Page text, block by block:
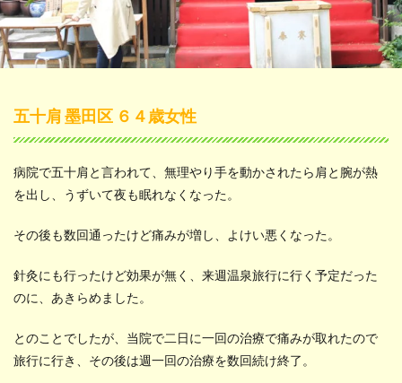
五十肩 墨田区 ６４歳女性
病院で五十肩と言われて、無理やり手を動かされたら肩と腕が熱
を出し、うずいて夜も眠れなくなった。
その後も数回通ったけど痛みが増し、よけい悪くなった。
針灸にも行ったけど効果が無く、来週温泉旅行に行く予定だった
のに、あきらめました。
とのことでしたが、当院で二日に一回の治療で痛みが取れたので
旅行に行き、その後は週一回の治療を数回続け終了。